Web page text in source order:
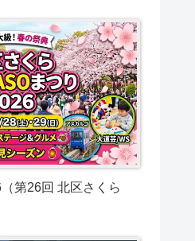
第26回 北区さくら